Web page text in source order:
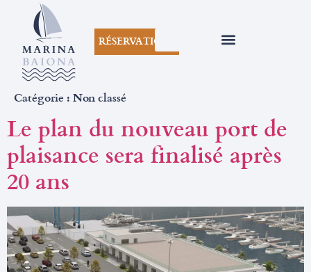
RÉSERVATIONS
Catégorie : Non classé
Le plan du nouveau port de
plaisance sera finalisé après
20 ans